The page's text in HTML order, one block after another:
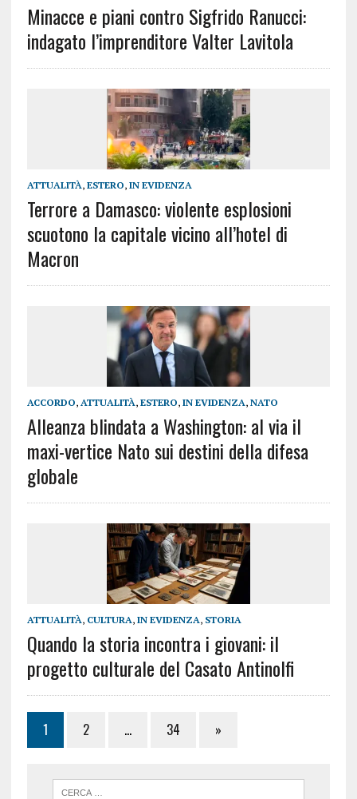
Minacce e piani contro Sigfrido Ranucci:
indagato l’imprenditore Valter Lavitola
ATTUALITÀ, ESTERO, IN EVIDENZA
Terrore a Damasco: violente esplosioni
scuotono la capitale vicino all’hotel di
Macron
ACCORDO, ATTUALITÀ, ESTERO, IN EVIDENZA, NATO
Alleanza blindata a Washington: al via il
maxi-vertice Nato sui destini della difesa
globale
ATTUALITÀ, CULTURA, IN EVIDENZA, STORIA
Quando la storia incontra i giovani: il
progetto culturale del Casato Antinolfi
1 2 … 34 »